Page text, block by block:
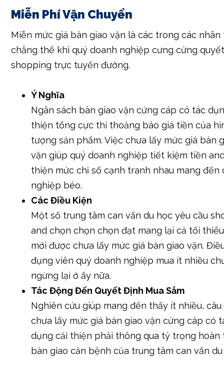
Miễn Phí Vận Chuyển
Miễn mức giá bàn giao vận là các trong các nhân
chẳng thể khi quý doanh nghiệp cưng cửng
shopping trực tuyến đường.
Ý Nghĩa
Ngân sách bàn giao vận cứng cáp có tác
thiện tổng cực thi thoảng báo giá tiền của
tượng sản phẩm. Việc chưa lấy mức giá bàn
vận giúp quý doanh nghiệp tiết kiệm tiền
thiện mức chỉ số cạnh tranh nhau mang đến
nghiệp béo.
Các Điều Kiện
Một số trung tâm can vấn du học yêu cầu
and chọn chọn chọn đạt mang lại cả tối
mới được chưa lấy mức giá bàn giao vận.
đụng viên quý doanh nghiệp mua ít nhiều
ngừng lại ở ấy nữa.
Tác Động Đến Quyết Định Mua Sắm
Nghiên cứu giúp mang đến thấy ít nhiều, câu
chưa lấy mức giá bàn giao vận cứng cáp có
dụng cải thiện phải thông qua tỷ trọng hoàn
bàn giao căn bệnh của trung tâm can vấn